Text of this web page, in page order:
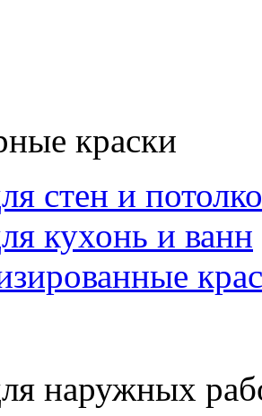
краски
стен и
кухонь и ванн
наружных